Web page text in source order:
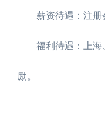
薪资待遇：注册会
福利待遇：上海、
励。